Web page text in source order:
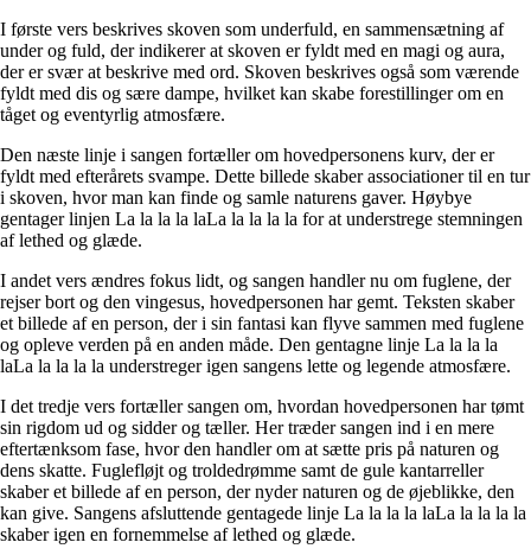
I første vers beskrives skoven som underfuld, en sammensætning af
under og fuld, der indikerer at skoven er fyldt med en magi og aura,
der er svær at beskrive med ord. Skoven beskrives også som værende
fyldt med dis og sære dampe, hvilket kan skabe forestillinger om en
tåget og eventyrlig atmosfære.
Den næste linje i sangen fortæller om hovedpersonens kurv, der er
fyldt med efterårets svampe. Dette billede skaber associationer til en tur
i skoven, hvor man kan finde og samle naturens gaver. Høybye
gentager linjen La la la la laLa la la la la for at understrege stemningen
af lethed og glæde.
I andet vers ændres fokus lidt, og sangen handler nu om fuglene, der
rejser bort og den vingesus, hovedpersonen har gemt. Teksten skaber
et billede af en person, der i sin fantasi kan flyve sammen med fuglene
og opleve verden på en anden måde. Den gentagne linje La la la la
laLa la la la la understreger igen sangens lette og legende atmosfære.
I det tredje vers fortæller sangen om, hvordan hovedpersonen har tømt
sin rigdom ud og sidder og tæller. Her træder sangen ind i en mere
eftertænksom fase, hvor den handler om at sætte pris på naturen og
dens skatte. Fuglefløjt og troldedrømme samt de gule kantarreller
skaber et billede af en person, der nyder naturen og de øjeblikke, den
kan give. Sangens afsluttende gentagede linje La la la la laLa la la la la
skaber igen en fornemmelse af lethed og glæde.